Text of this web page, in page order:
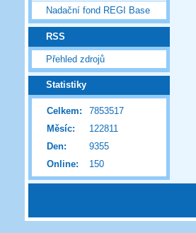
Nadační fond REGI Base
RSS
Přehled zdrojů
Statistiky
Online: 150
Celkem:
7853517
Měsíc:
122811
Den:
9355